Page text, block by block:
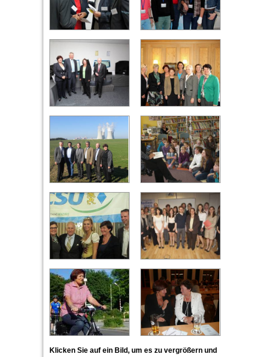
Klicken Sie auf ein Bild, um es zu vergrößern und